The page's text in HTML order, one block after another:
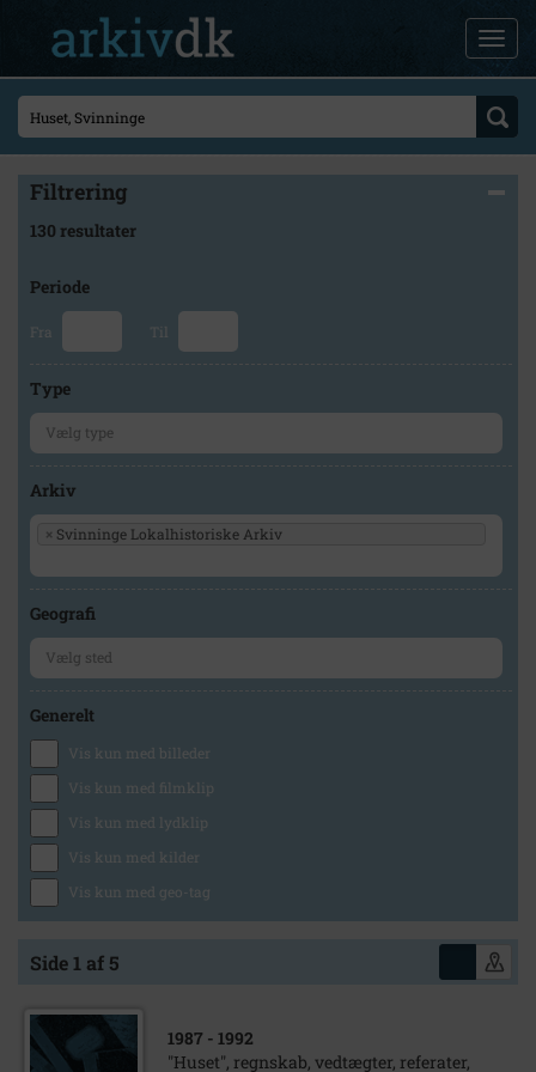
Filtrering
130 resultater
Periode
Fra Til
Type
Arkiv
× Svinninge Lokalhistoriske Arkiv
Geografi
Generelt
Vis kun med billeder
Vis kun med filmklip
Vis kun med lydklip
Vis kun med kilder
Vis kun med geo-tag
Side 1 af 5
1987 - 1992
"Huset", regnskab, vedtægter, referater,